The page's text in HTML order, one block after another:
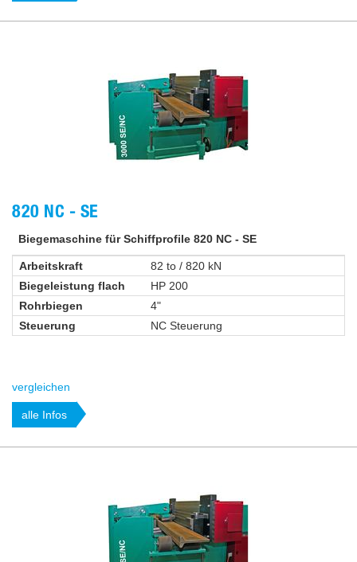
820 NC - SE
Biegemaschine für Schiffprofile 820 NC - SE
Arbeitskraft
82 to / 820 kN
Biegeleistung flach
HP 200
Rohrbiegen
4"
Steuerung
NC Steuerung
vergleichen
alle Infos